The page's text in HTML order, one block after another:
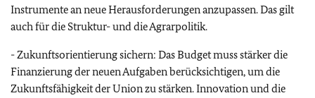
Instrumente an neue Herausforderungen anzupassen. Das gilt
auch für die Struktur- und die Agrarpolitik.
- Zukunftsorientierung sichern: Das Budget muss stärker die
Finanzierung der neuen Aufgaben berücksichtigen, um die
Zukunftsfähigkeit der Union zu stärken. Innovation und die